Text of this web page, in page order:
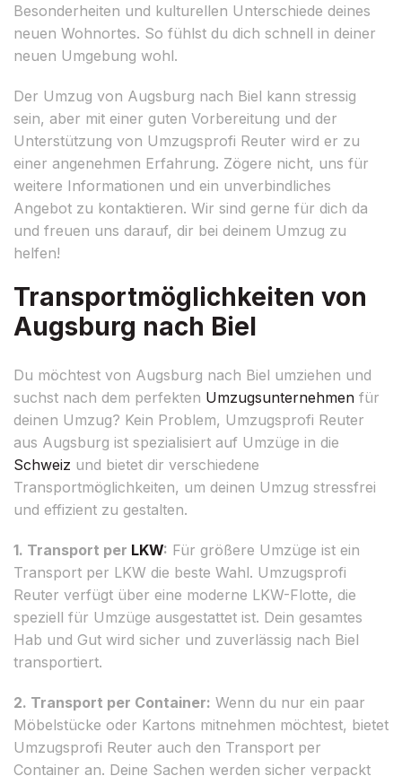
Besonderheiten und kulturellen Unterschiede deines
neuen Wohnortes. So fühlst du dich schnell in deiner
neuen Umgebung wohl.
Der Umzug von Augsburg nach Biel kann stressig
sein, aber mit einer guten Vorbereitung und der
Unterstützung von Umzugsprofi Reuter wird er zu
einer angenehmen Erfahrung. Zögere nicht, uns für
weitere Informationen und ein unverbindliches
Angebot zu kontaktieren. Wir sind gerne für dich da
und freuen uns darauf, dir bei deinem Umzug zu
helfen!
Transportmöglichkeiten von
Augsburg nach Biel
Du möchtest von Augsburg nach Biel umziehen und
suchst nach dem perfekten Umzugsunternehmen für
deinen Umzug? Kein Problem, Umzugsprofi Reuter
aus Augsburg ist spezialisiert auf Umzüge in die
Schweiz und bietet dir verschiedene
Transportmöglichkeiten, um deinen Umzug stressfrei
und effizient zu gestalten.
1. Transport per LKW: Für größere Umzüge ist ein
Transport per LKW die beste Wahl. Umzugsprofi
Reuter verfügt über eine moderne LKW-Flotte, die
speziell für Umzüge ausgestattet ist. Dein gesamtes
Hab und Gut wird sicher und zuverlässig nach Biel
transportiert.
2. Transport per Container: Wenn du nur ein paar
Möbelstücke oder Kartons mitnehmen möchtest, bietet
Umzugsprofi Reuter auch den Transport per
Container an. Deine Sachen werden sicher verpackt